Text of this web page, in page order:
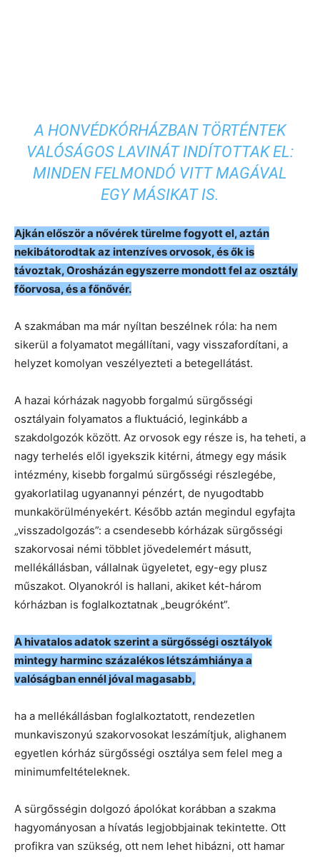
A HONVÉDKÓRHÁZBAN TÖRTÉNTEK
VALÓSÁGOS LAVINÁT INDÍTOTTAK EL:
MINDEN FELMONDÓ VITT MAGÁVAL
EGY MÁSIKAT IS.
Ajkán először a nővérek türelme fogyott el, aztán
nekibátorodtak az intenzíves orvosok, és ők is
távoztak, Orosházán egyszerre mondott fel az osztály
főorvosa, és a főnővér.
A szakmában ma már nyíltan beszélnek róla: ha nem
sikerül a folyamatot megállítani, vagy visszafordítani, a
helyzet komolyan veszélyezteti a betegellátást.
A hazai kórházak nagyobb forgalmú sürgősségi
osztályain folyamatos a fluktuáció, leginkább a
szakdolgozók között. Az orvosok egy része is, ha teheti, a
nagy terhelés elől igyekszik kitérni, átmegy egy másik
intézmény, kisebb forgalmú sürgősségi részlegébe,
gyakorlatilag ugyanannyi pénzért, de nyugodtabb
munkakörülményekért. Később aztán megindul egyfajta
„visszadolgozás”: a csendesebb kórházak sürgősségi
szakorvosai némi többlet jövedelemért másutt,
mellékállásban, vállalnak ügyeletet, egy-egy plusz
műszakot. Olyanokról is hallani, akiket két-három
kórházban is foglalkoztatnak „beugróként”.
A hivatalos adatok szerint a sürgősségi osztályok
mintegy harminc százalékos létszámhiánya a
valóságban ennél jóval magasabb,
ha a mellékállásban foglalkoztatott, rendezetlen
munkaviszonyú szakorvosokat leszámítjuk, alighanem
egyetlen kórház sürgősségi osztálya sem felel meg a
minimumfeltételeknek.
A sürgősségin dolgozó ápolókat korábban a szakma
hagyományosan a hívatás legjobbjainak tekintette. Ott
profikra van szükség, ott nem lehet hibázni, ott hamar